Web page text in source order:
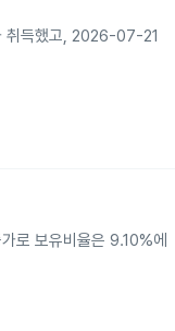
취득했고, 2026-07-21
로 보유비율은 9.10%에